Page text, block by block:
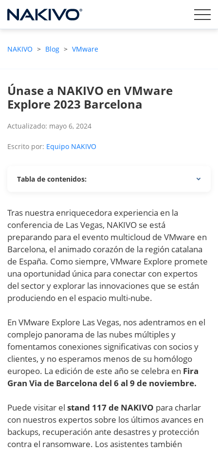
NAKIVO > Blog > VMware
Únase a NAKIVO en VMware
Explore 2023 Barcelona
Actualizado: mayo 6, 2024
Escrito por: Equipo NAKIVO
Tabla de contenidos:
Tras nuestra enriquecedora experiencia en la
conferencia de Las Vegas, NAKIVO se está
preparando para el evento multicloud de VMware en
Barcelona, el animado corazón de la región catalana
de España. Como siempre, VMware Explore promete
una oportunidad única para conectar con expertos
del sector y explorar las innovaciones que se están
produciendo en el espacio multi-nube.
En VMware Explore Las Vegas, nos adentramos en el
complejo panorama de las nubes múltiples y
fomentamos conexiones significativas con socios y
clientes, y no esperamos menos de su homólogo
europeo. La edición de este año se celebra en Fira
Gran Via de Barcelona del 6 al 9 de noviembre.
Puede visitar el stand 117 de NAKIVO para charlar
con nuestros expertos sobre los últimos avances en
backups, recuperación ante desastres y protección
contra el ransomware. Los asistentes también